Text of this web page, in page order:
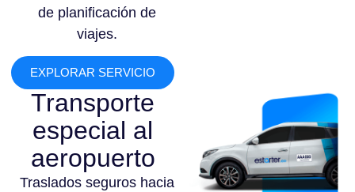
de planificación de
viajes.
EXPLORAR SERVICIO
Transporte
especial al
aeropuerto
Traslados seguros hacia